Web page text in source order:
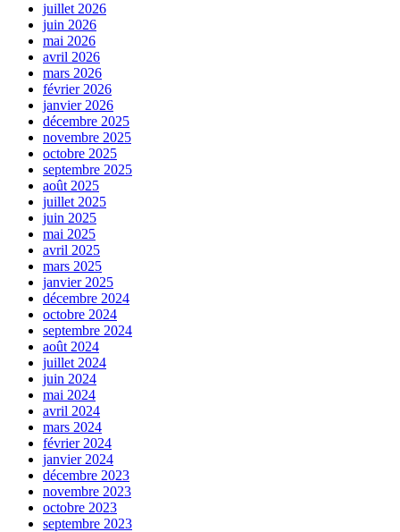
juillet 2026
juin 2026
mai 2026
avril 2026
mars 2026
février 2026
janvier 2026
décembre 2025
novembre 2025
octobre 2025
septembre 2025
août 2025
juillet 2025
juin 2025
mai 2025
avril 2025
mars 2025
janvier 2025
décembre 2024
octobre 2024
septembre 2024
août 2024
juillet 2024
juin 2024
mai 2024
avril 2024
mars 2024
février 2024
janvier 2024
décembre 2023
novembre 2023
octobre 2023
septembre 2023